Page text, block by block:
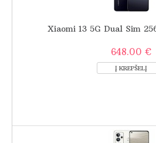
Xiaomi 13 5G Dual Sim
648.00 €